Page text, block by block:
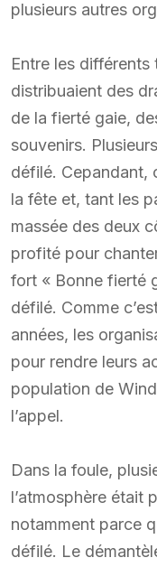
plusieurs autres
Entre les différents
distribuaient des
de la fierté gaie,
souvenirs.
défilé. Cepandant,
la fête et, tant les
massée des deux
profité pour
fort « Bonne fierté
défilé. Comme
années, les
pour rendre leurs
population de
l’appel.
Dans la foule,
l’atmosphère était
notamment parce
défilé. Le